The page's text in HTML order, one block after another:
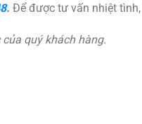
. Để được tư vấn nhiệt
quý khách hàng.